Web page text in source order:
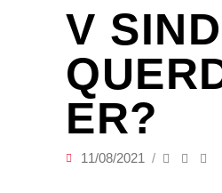
V
ER?
11/08/2021